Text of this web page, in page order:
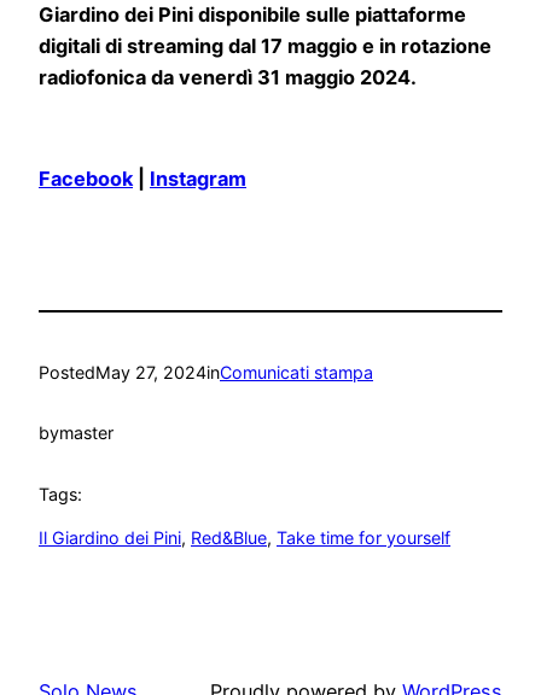
Giardino dei Pini disponibile sulle piattaforme
digitali di streaming dal 17 maggio e in rotazione
radiofonica da venerdì 31 maggio 2024.
Facebook| Instagram
PostedMay 27, 2024inComunicati stampa
bymaster
Tags:
Il Giardino dei Pini, Red&Blue, Take time for yourself